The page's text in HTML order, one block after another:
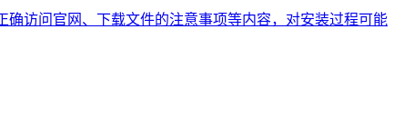
访问官网、下载文件的注意事项等内容，对安装过程可能